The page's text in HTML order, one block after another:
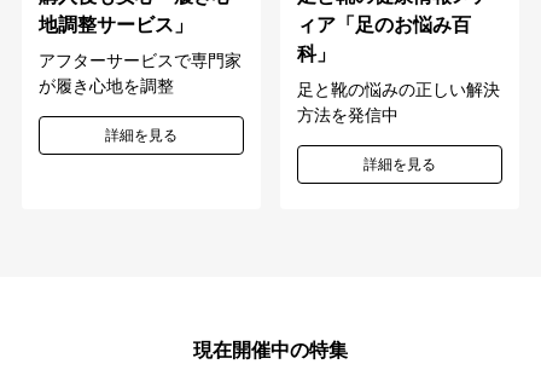
地調整サービス」
アフターサービスで専門家
が履き心地を調整
詳細を見る
ィア「足のお悩み百
科」
足と靴の悩みの正しい解決
方法を発信中
詳細を見る
現在開催中の特集